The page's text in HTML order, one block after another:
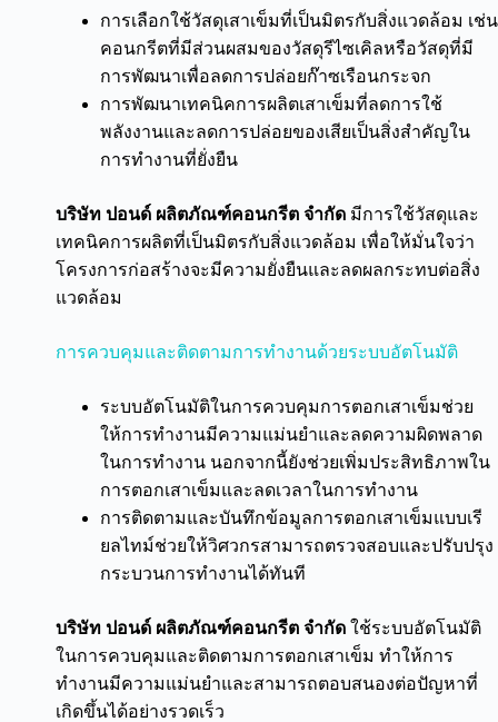
การเลือกใช้วัสดุเสาเข็มที่เป็นมิตรกับสิ่งแวดล้อม เช่น
คอนกรีตที่มีส่วนผสมของวัสดุรีไซเคิลหรือวัสดุที่มี
การพัฒนาเพื่อลดการปล่อยก๊าซเรือนกระจก
การพัฒนาเทคนิคการผลิตเสาเข็มที่ลดการใช้
พลังงานและลดการปล่อยของเสียเป็นสิ่งสำคัญใน
การทำงานที่ยั่งยืน
บริษัท ปอนด์ ผลิตภัณฑ์คอนกรีต จำกัด มีการใช้วัสดุและ
เทคนิคการผลิตที่เป็นมิตรกับสิ่งแวดล้อม เพื่อให้มั่นใจว่า
โครงการก่อสร้างจะมีความยั่งยืนและลดผลกระทบต่อสิ่ง
แวดล้อม
การควบคุมและติดตามการทำงานด้วยระบบอัตโนมัติ
ระบบอัตโนมัติในการควบคุมการตอกเสาเข็มช่วย
ให้การทำงานมีความแม่นยำและลดความผิดพลาด
ในการทำงาน นอกจากนี้ยังช่วยเพิ่มประสิทธิภาพใน
การตอกเสาเข็มและลดเวลาในการทำงาน
การติดตามและบันทึกข้อมูลการตอกเสาเข็มแบบเรี
ยลไทม์ช่วยให้วิศวกรสามารถตรวจสอบและปรับปรุง
กระบวนการทำงานได้ทันที
บริษัท ปอนด์ ผลิตภัณฑ์คอนกรีต จำกัด ใช้ระบบอัตโนมัติ
ในการควบคุมและติดตามการตอกเสาเข็ม ทำให้การ
ทำงานมีความแม่นยำและสามารถตอบสนองต่อปัญหาที่
เกิดขึ้นได้อย่างรวดเร็ว